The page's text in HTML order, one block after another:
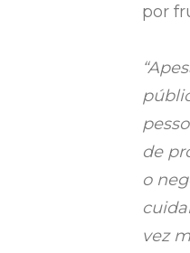
por
de
o
vez